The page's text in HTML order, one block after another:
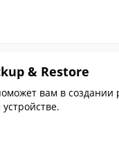
& Restore
вам в